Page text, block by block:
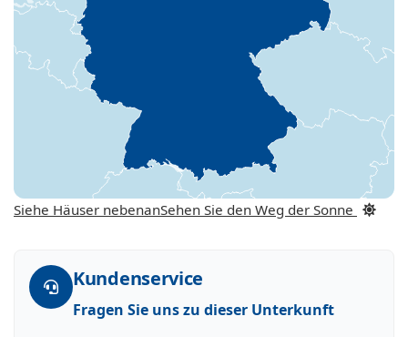
Siehe Häuser nebenanSehen Sie den Weg der Sonne
Kundenservice
Fragen Sie uns zu dieser Unterkunft